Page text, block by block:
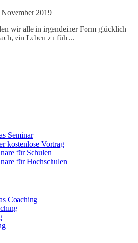
November 2019
wir alle in irgendeiner Form glücklich
ein Leben zu füh ...
Seminar
kostenlose Vortrag
für Schulen
für Hochschulen
Coaching